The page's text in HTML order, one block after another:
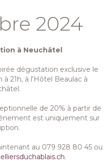
2024
à Neuchâtel
dégustation exclusive le
21h, à l'Hôtel Beaulac à
de 20% à partir de
est uniquement sur
au 079 928 80 45 ou
.